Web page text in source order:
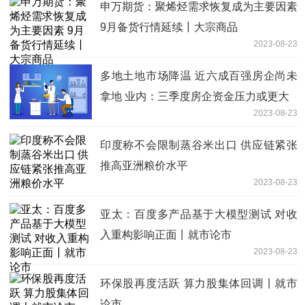
申万期货：聚烯烃需求恢复成为主要因素
9月备货行情延续丨大宗商品
2023-08-23
多地土地市场降温 近六成百强房企尚未
拿地 业内：三季度房企资金压力或更大
2023-08-23
印度称不会限制蒸谷米出口 供应链紧张
推高亚洲粮价水平
2023-08-23
亚太：百度多产品基于大模型测试 对收
入重构影响正面丨就市论市
2023-08-23
环保股再度活跃 算力股集体回调丨就市